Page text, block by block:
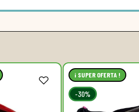
¡ SUPER OFERTA !
-30%